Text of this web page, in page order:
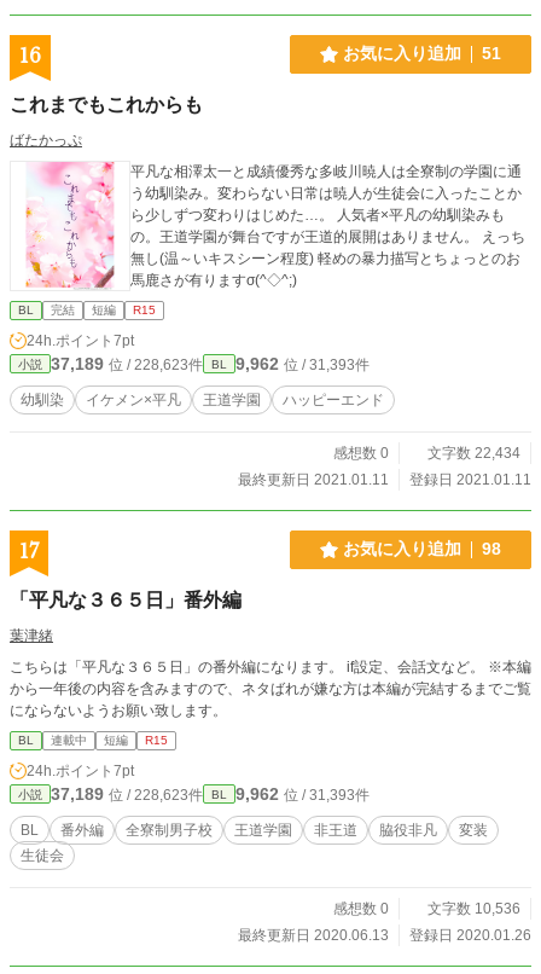
16 お気に入り追加 51
これまでもこれからも
ばたかっぷ
平凡な相澤太一と成績優秀な多岐川暁人は全寮制の学園に通
う幼馴染み。変わらない日常は暁人が生徒会に入ったことか
ら少しずつ変わりはじめた…。 人気者×平凡の幼馴染みも
の。王道学園が舞台ですが王道的展開はありません。 えっち
無し(温～いキスシーン程度) 軽めの暴力描写とちょっとのお
馬鹿さが有りますσ(^◇^;)
BL 完結 短編 R15
24h.ポイント 7pt
小説 37,189 位 / 228,623件 BL 9,962 位 / 31,393件
幼馴染 イケメン×平凡 王道学園 ハッピーエンド
感想数 0
文字数 22,434
最終更新日 2021.01.11
登録日 2021.01.11
17 お気に入り追加 98
「平凡な３６５日」番外編
葉津緒
こちらは「平凡な３６５日」の番外編になります。 if設定、会話文など。 ※本編
から一年後の内容を含みますので、ネタばれが嫌な方は本編が完結するまでご覧
にならないようお願い致します。
BL 連載中 短編 R15
24h.ポイント 7pt
小説 37,189 位 / 228,623件 BL 9,962 位 / 31,393件
BL 番外編 全寮制男子校 王道学園 非王道 脇役非凡
変装
生徒会
感想数 0
文字数 10,536
最終更新日 2020.06.13
登録日 2020.01.26